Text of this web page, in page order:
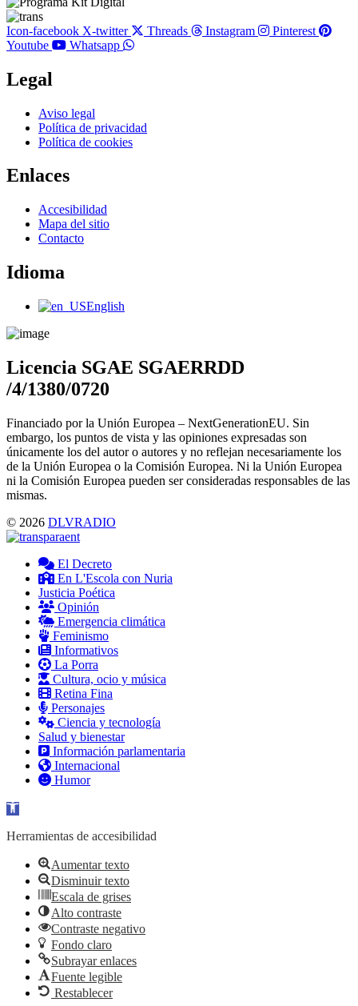
Icon-facebook X-twitter Threads Instagram
Pinterest
Youtube
Whatsapp
Legal
Main
Menu
Aviso legal
Política de privacidad
Política de cookies
Enlaces
Main
Menu
Accesibilidad
Mapa del sitio
Contacto
Idioma
Main
English
Licencia SGAE SGAERRDD
/4/1380/0720
Financiado por la Unión Europea – NextGenerationEU. Sin
embargo, los puntos de vista y las opiniones expresadas son
únicamente los del autor o autores y no reflejan necesariamente los
de la Unión Europea o la Comisión Europea. Ni la Unión Europea
ni la Comisión Europea pueden ser consideradas responsables de las
mismas.
© 2026 DLVRADIO
El Decreto
En L'Escola con Nuria
Justicia Poética
Opinión
Emergencia climática
Feminismo
Informativos
La Porra
Cultura, ocio y música
Retina Fina
Personajes
Ciencia y tecnología
Salud y bienestar
Información parlamentaria
Internacional
Humor
Abrir barra de herramientas
Herramientas de accesibilidad
Aumentar texto
Disminuir texto
Escala de grises
Alto contraste
Contraste negativo
Fondo claro
Subrayar enlaces
Fuente legible
Restablecer